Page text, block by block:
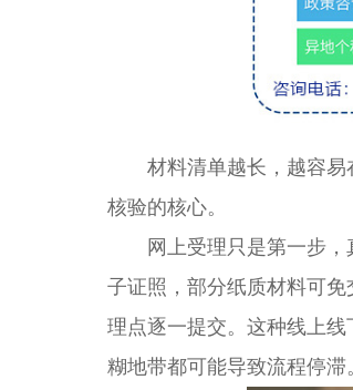
材料清单越长，越容易
核验的核心。
网上受理只是第一步，
子证照，部分纸质材料可
理点逐一提交。这种线上
糊地带都可能导致流程停滞